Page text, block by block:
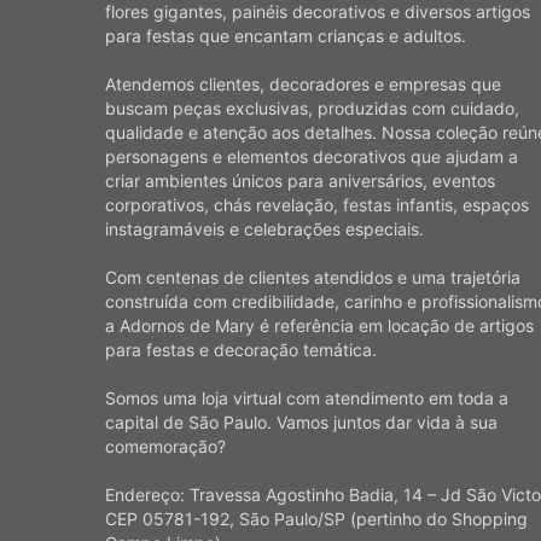
flores gigantes, painéis decorativos e diversos artigos
para festas que encantam crianças e adultos.
Atendemos clientes, decoradores e empresas que
buscam peças exclusivas, produzidas com cuidado,
qualidade e atenção aos detalhes. Nossa coleção
personagens e elementos decorativos que ajudam a
criar ambientes únicos para aniversários, eventos
corporativos, chás revelação, festas infantis, espaços
instagramáveis e celebrações especiais.
Com centenas de clientes atendidos e uma trajetória
construída com credibilidade, carinho e
a Adornos de Mary é referência em locação de artigos
para festas e decoração temática.
Somos uma loja virtual com atendimento em toda a
capital de São Paulo. Vamos juntos dar vida à sua
comemoração?
Endereço: Travessa Agostinho Badia, 14 – Jd São
CEP 05781-192, São Paulo/SP (pertinho do Shopping